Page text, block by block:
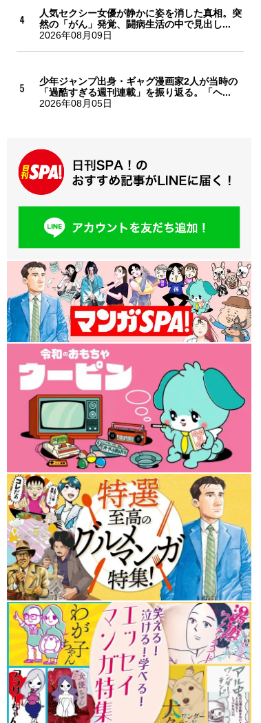
人気セクシー女優が静かに姿を消した真相。突
然の「がん」発覚、闘病生活の中で見出し...
2026年08月09日
少年ジャンプ出身・ギャグ漫画家2人が当時の
「過酷すぎる週刊連載」を振り返る。「ヘ...
2026年08月05日